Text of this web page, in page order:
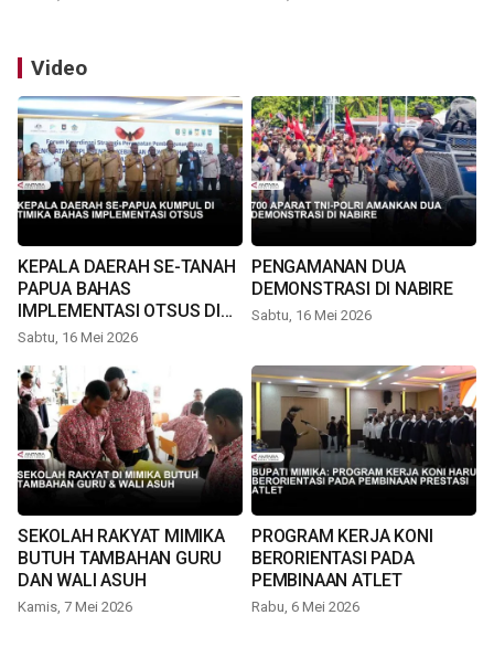
Video
KEPALA DAERAH SE-TANAH
PAPUA BAHAS
IMPLEMENTASI OTSUS DI
TIMIKA
Sabtu, 16 Mei 2026
PENGAMANAN DUA
DEMONSTRASI DI NABIRE
Sabtu, 16 Mei 2026
SEKOLAH RAKYAT MIMIKA
BUTUH TAMBAHAN GURU
DAN WALI ASUH
Kamis, 7 Mei 2026
PROGRAM KERJA KONI
BERORIENTASI PADA
PEMBINAAN ATLET
Rabu, 6 Mei 2026